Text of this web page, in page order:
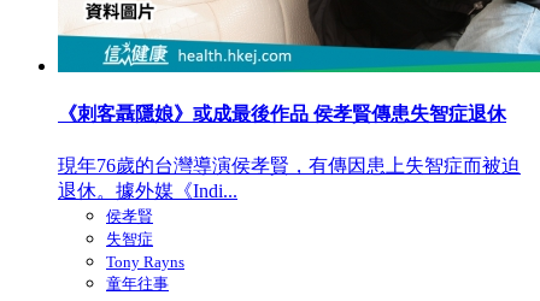
《刺客聶隱娘》或成最後作品 侯孝賢傳患失智症退休
現年76歲的台灣導演侯孝賢，有傳因患上失智症而被迫
退休。據外媒《Indi...
侯孝賢
失智症
Tony Rayns
童年往事